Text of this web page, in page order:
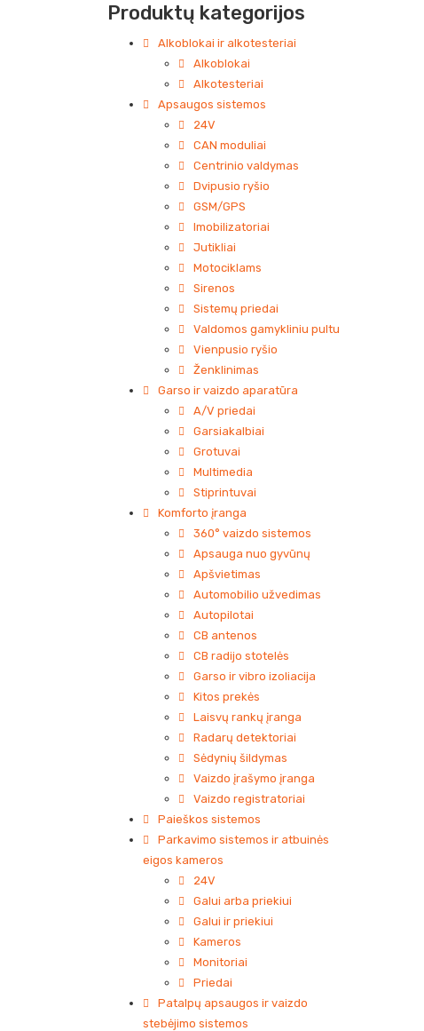
Produktų kategorijos
Alkoblokai ir alkotesteriai
Alkoblokai
Alkotesteriai
Apsaugos sistemos
24V
CAN moduliai
Centrinio valdymas
Dvipusio ryšio
GSM/GPS
Imobilizatoriai
Jutikliai
Motociklams
Sirenos
Sistemų priedai
Valdomos gamykliniu pultu
Vienpusio ryšio
Ženklinimas
Garso ir vaizdo aparatūra
A/V priedai
Garsiakalbiai
Grotuvai
Multimedia
Stiprintuvai
Komforto įranga
360° vaizdo sistemos
Apsauga nuo gyvūnų
Apšvietimas
Automobilio užvedimas
Autopilotai
CB antenos
CB radijo stotelės
Garso ir vibro izoliacija
Kitos prekės
Laisvų rankų įranga
Radarų detektoriai
Sėdynių šildymas
Vaizdo įrašymo įranga
Vaizdo registratoriai
Paieškos sistemos
Parkavimo sistemos ir atbuinės
eigos kameros
24V
Galui arba priekiui
Galui ir priekiui
Kameros
Monitoriai
Priedai
Patalpų apsaugos ir vaizdo
stebėjimo sistemos